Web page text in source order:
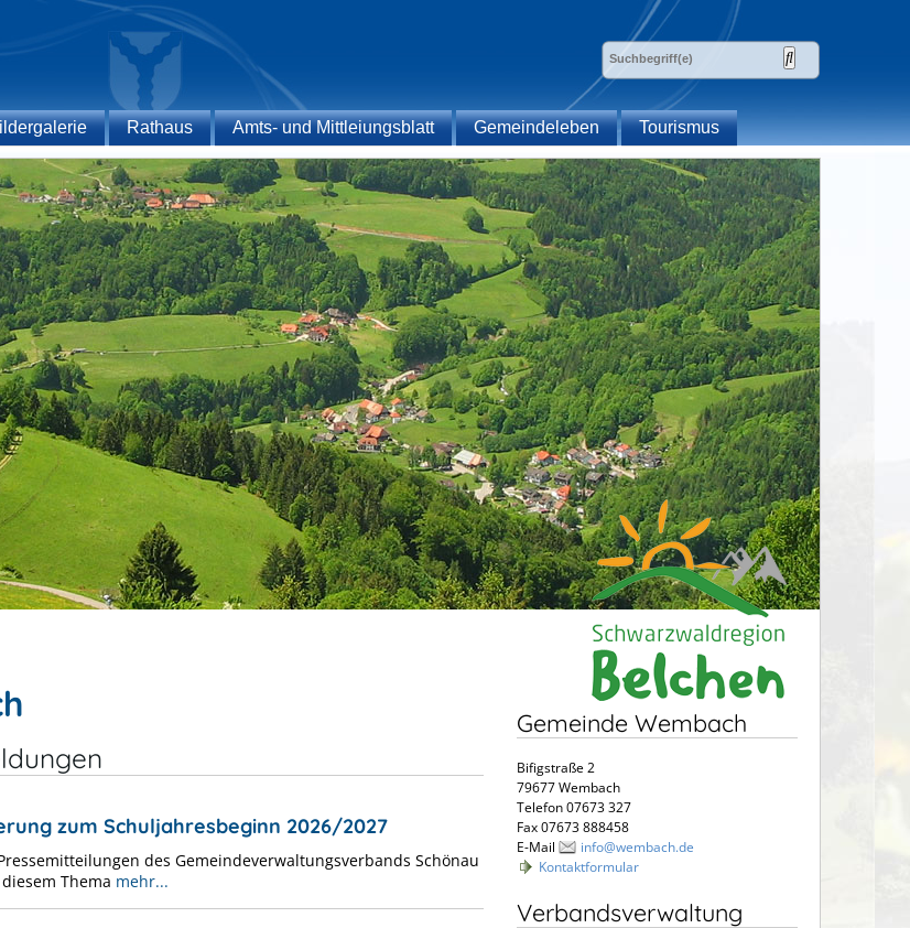
Rathaus Amts- und Mittleiungsblatt Gemeindeleben
Tourismus
zum Schuljahresbeginn 2026/2027
des Gemeindeverwaltungsverbands Schönau
Thema mehr...
Gemeinde Wembach
Bifigstraße 2
79677 Wembach
Telefon 07673 327
Fax 07673 888458
E-Mail
info@wembach.de
Kontaktformular
Verbandsverwaltung